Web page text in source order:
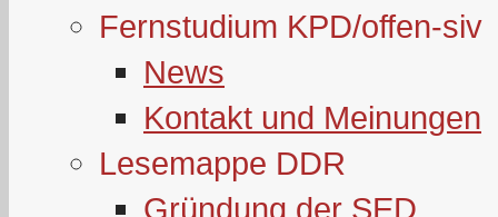
Fernstudium KPD/offen-siv
News
Kontakt und Meinungen
Lesemappe DDR
Gründung der SED